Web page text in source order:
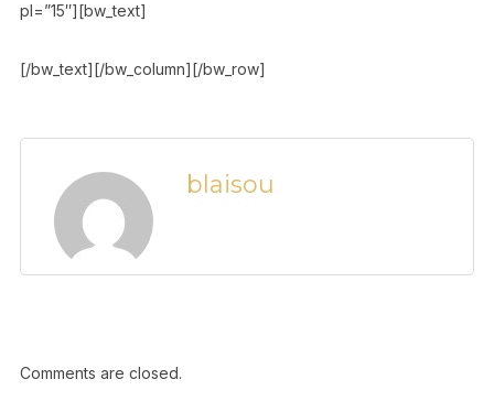
pl=”15″][bw_text]
Le Rubis
[/bw_text][/bw_column][/bw_row]
blaisou
Comments are closed.